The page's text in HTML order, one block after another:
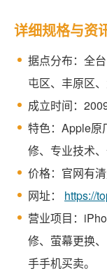
详细规格与资
据点分布：全
屯区、丰原区
成立时间：
特色：Apple原
修、专业技术
价格：官网有
网址： https://
营业项目：
修、萤幕更换
手手机买卖。